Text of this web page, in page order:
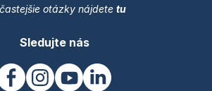
otázky nájdete tu
Sledujte nás